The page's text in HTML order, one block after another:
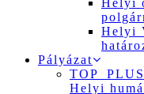
Helyi
Helyi
Pályázat
Helyi